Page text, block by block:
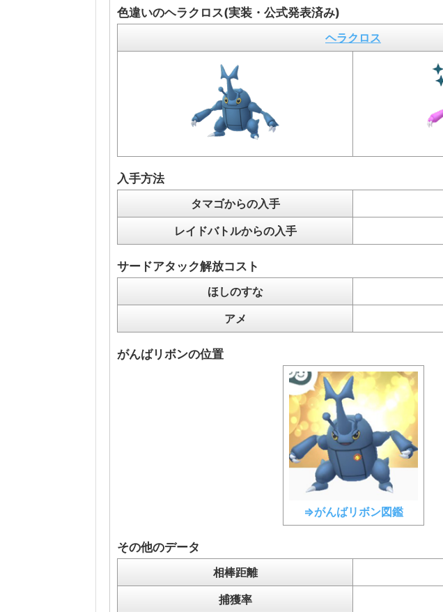
色違いのヘラクロス(実装・公式発表済み)
ヘラクロス
入手方法
タマゴからの入手
レイドバトルからの入手
サードアタック解放コスト
ほしのすな
アメ
がんばリボンの位置
⇒がんばリボン図鑑
その他のデータ
相棒距離
捕獲率